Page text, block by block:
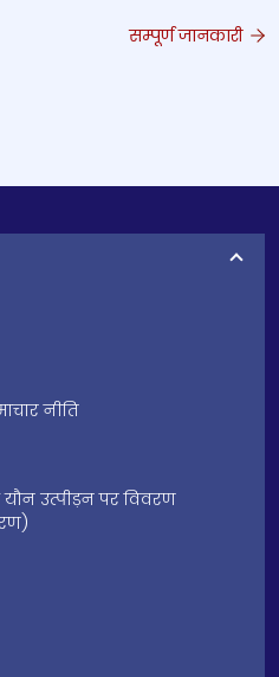
सम्पूर्ण जानकारी
नीति
उत्पीड़न पर विवरण